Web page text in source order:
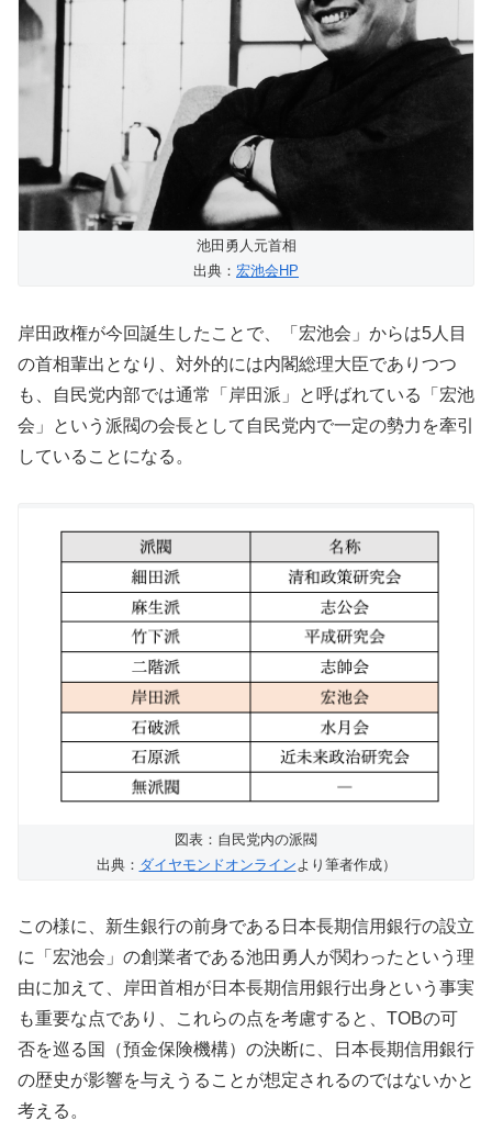
池田勇人元首相
出典： 宏池会HP
岸田政権が今回誕生したことで、「宏池会」からは5人目
の首相輩出となり、対外的には内閣総理大臣でありつつ
も、自民党内部では通常「岸田派」と呼ばれている「宏池
会」という派閥の会長として自民党内で一定の勢力を牽引
していることになる。
図表：自民党内の派閥
出典： ダイヤモンドオンライン より筆者作成）
この様に、新生銀行の前身である日本長期信用銀行の設立
に「宏池会」の創業者である池田勇人が関わったという理
由に加えて、岸田首相が日本長期信用銀行出身という事実
も重要な点であり、これらの点を考慮すると、TOBの可
否を巡る国（預金保険機構）の決断に、日本長期信用銀行
の歴史が影響を与えうることが想定されるのではないかと
考える。